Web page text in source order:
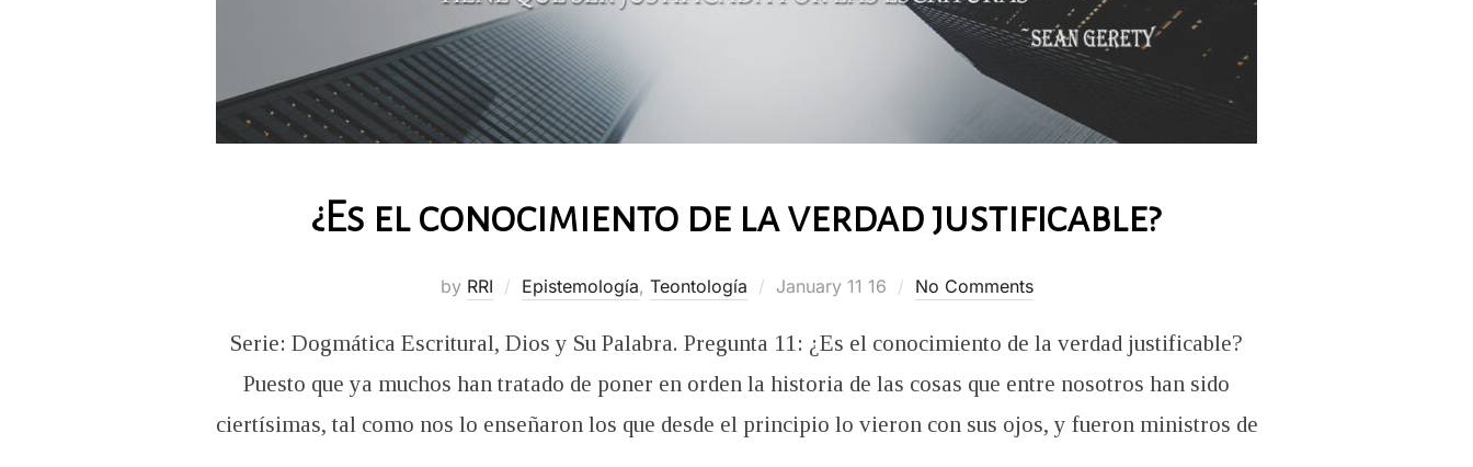
¿Es el conocimiento de la verdad justificable?
by RRI Epistemología, Teontología
Posted
January 11 16 No Comments
Serie: Dogmática Escritural, Dios y Su Palabra. Pregunta 11: ¿Es el conocimiento de la verdad justificable?
Puesto que ya muchos han tratado de poner en orden la historia de las cosas que entre nosotros han sido
ciertísimas, tal como nos lo enseñaron los que desde el principio lo vieron con sus ojos, y fueron ministros de